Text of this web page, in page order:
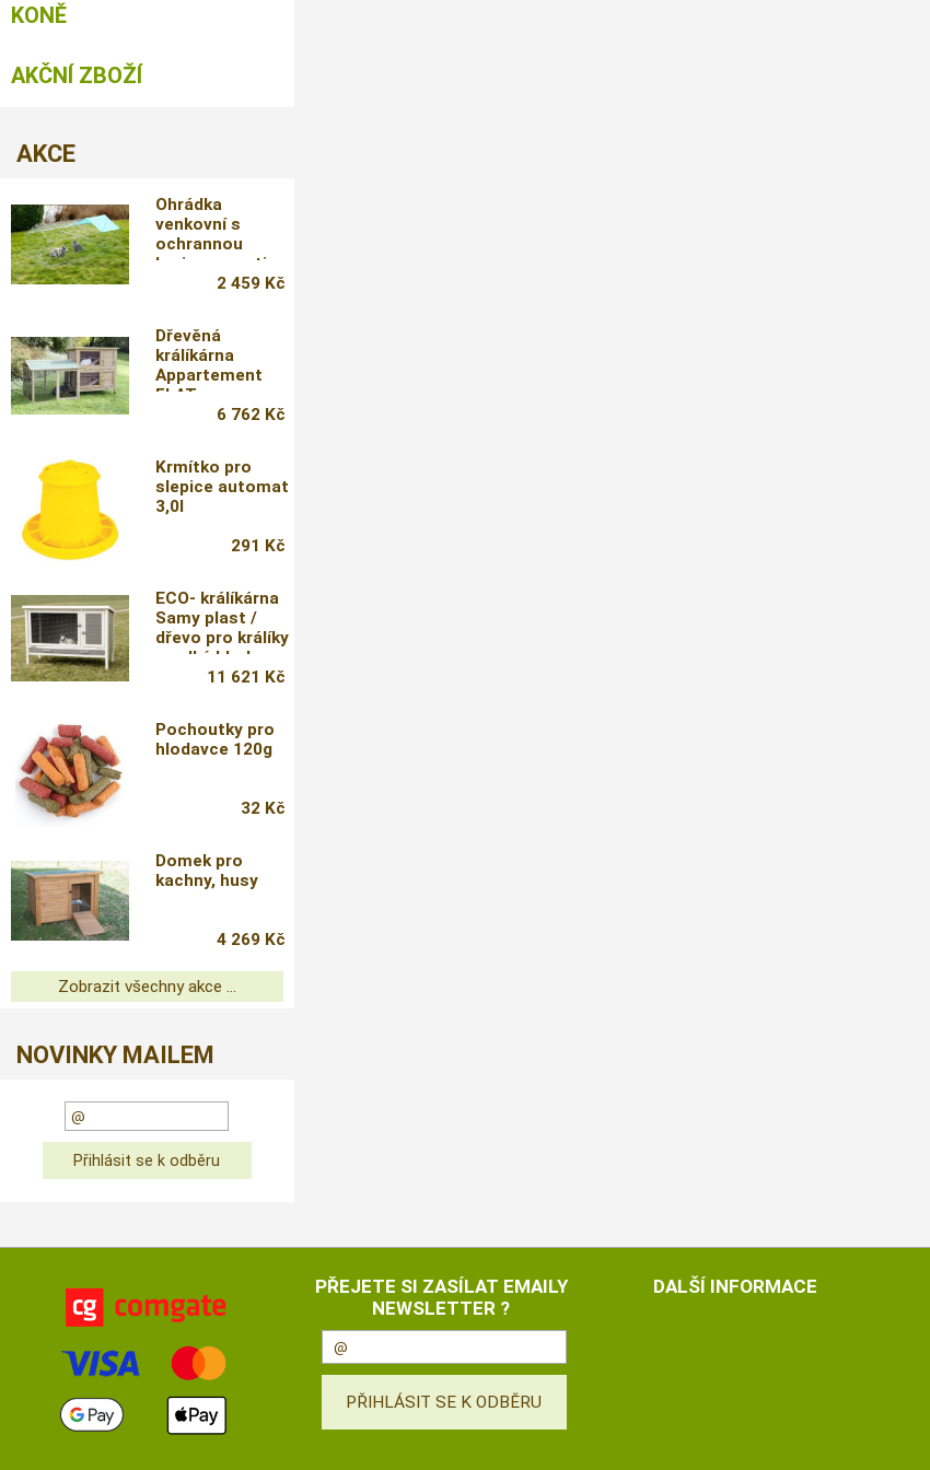
KONĚ
AKČNÍ ZBOŽÍ
AKCE
Ohrádka
venkovní s
ochrannou
barierou proti
podhrabání2 459 Kč
Dřevěná
králíkárna
Appartement
FLAT
6 762 Kč
Krmítko pro
slepice automat
3,0l
291 Kč
ECO- králíkárna
Samy plast /
dřevo pro králíky
a velké hlodavce,
116 x 57 x 82 cm
11 621 Kč
Pochoutky pro
hlodavce 120g
32 Kč
Domek pro
kachny, husy
4 269 Kč
Zobrazit všechny akce ...
NOVINKY MAILEM
PŘEJETE SI ZASÍLAT EMAILY
NEWSLETTER ?
DALŠÍ INFORMACE